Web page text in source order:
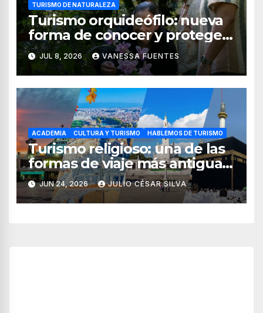
TURISMO DE NATURALEZA
Turismo orquideófilo: nueva
forma de conocer y proteger
las orquídeas de México
JUL 8, 2026 VANESSA FUENTES
ACADEMIA CULTURA Y TURISMO HABLEMOS DE TURISMO
Turismo religioso: una de las
formas de viaje más antiguas
y vigentes del mundo
JUN 24, 2026 JULIO CÉSAR SILVA